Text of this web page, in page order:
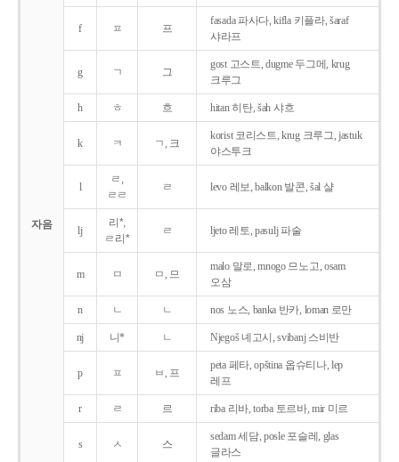
자음
f ㅍ 프
fasada 파사다, kifla 키플라, šaraf
샤라프
g ㄱ 그
gost 고스트, dugme 두그메, krug
크루그
h ㅎ 흐 hitan 히탄, šah 샤흐
k ㅋ ㄱ, 크
korist 코리스트, krug 크루그, jastuk
야스투크
l
ㄹ,
ㄹㄹ
ㄹ levo 레보, balkon 발콘, šal 샬
lj
리*,
ㄹ리*
ㄹ ljeto 레토, pasulj 파술
m ㅁ ㅁ, 므
malo 말로, mnogo 므노고, osam
오삼
n ㄴ ㄴ nos 노스, banka 반카, loman 로만
nj 니* ㄴ Njegoš 녜고시, svibanj 스비반
p ㅍ ㅂ, 프
peta 페타, opština 옵슈티나, lep
레프
r ㄹ 르 riba 리바, torba 토르바, mir 미르
s ㅅ 스
sedam 세담, posle 포슬레, glas
글라스